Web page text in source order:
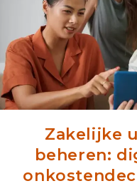
Zakelijke
beheren: